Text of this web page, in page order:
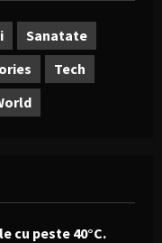
Sanatate
Tech
cu peste 40°C.